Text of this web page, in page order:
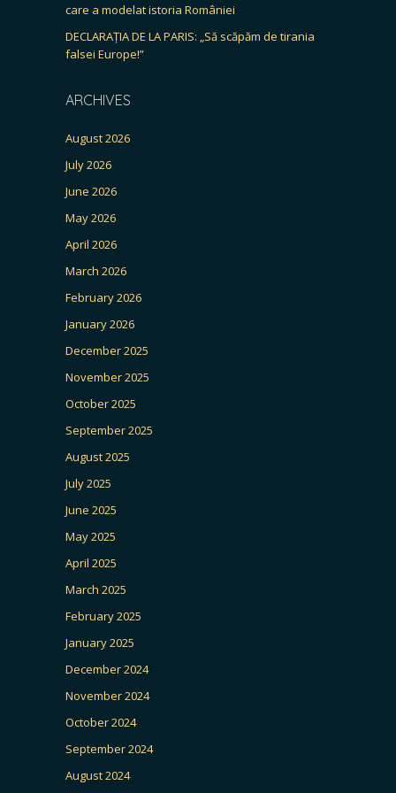
care a modelat istoria României
DECLARAȚIA DE LA PARIS: „Să scăpăm de tirania
falsei Europe!”
ARCHIVES
August 2026
July 2026
June 2026
May 2026
April 2026
March 2026
February 2026
January 2026
December 2025
November 2025
October 2025
September 2025
August 2025
July 2025
June 2025
May 2025
April 2025
March 2025
February 2025
January 2025
December 2024
November 2024
October 2024
September 2024
August 2024